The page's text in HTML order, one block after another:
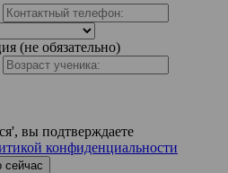
(не обязательно)
вы подтверждаете
конфиденциальности
сейчас